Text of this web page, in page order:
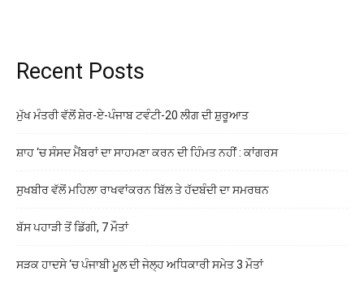
Recent Posts
ਮੁੱਖ ਮੰਤਰੀ ਵੱਲੋਂ ਸ਼ੇਰ-ਏ-ਪੰਜਾਬ ਟਵੰਟੀ-20 ਲੀਗ ਦੀ ਸ਼ੁਰੂਆਤ
ਸ਼ਾਹ ‘ਚ ਸੰਸਦ ਮੈਂਬਰਾਂ ਦਾ ਸਾਹਮਣਾ ਕਰਨ ਦੀ ਹਿੰਮਤ ਨਹੀਂ : ਕਾਂਗਰਸ
ਸੁਖਬੀਰ ਵੱਲੋਂ ਮਹਿਲਾ ਰਾਖਵਾਂਕਰਨ ਬਿੱਲ ਤੇ ਹੱਦਬੰਦੀ ਦਾ ਸਮਰਥਨ
ਬੱਸ ਪਹਾੜੀ ਤੋਂ ਡਿੱਗੀ, 7 ਮੌਤਾਂ
ਸੜਕ ਹਾਦਸੇ ‘ਚ ਪੰਜਾਬੀ ਮੂਲ ਦੀ ਜੇਲ੍ਹ ਅਧਿਕਾਰੀ ਸਮੇਤ 3 ਮੌਤਾਂ